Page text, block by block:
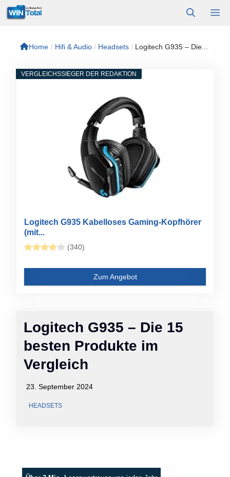
Zum
Inhalt
Home / Hifi & Audio / Headsets / Logitech G935 – Die...
Logitech G935 – Die 15
besten Produkte im
Vergleich
23. September 2024
HEADSETS
VERGLEICHSSIEGER DER REDAKTION
Logitech G935 Kabelloses Gaming-Kopfhörer
(mit...
(340)
Zum Angebot